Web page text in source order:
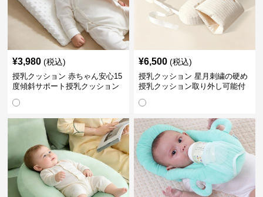
¥3,980 (税込)
授乳クッション 赤ちゃん安心15
度傾斜サポート授乳クッション
¥6,500 (税込)
授乳クッション 星月刺繍の硬め
授乳クッション取り外し可能付